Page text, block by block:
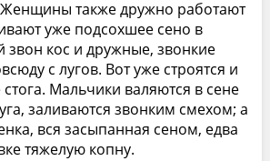
Женщины также дружно работают
уже подсохшее сено в
кос и дружные, звонкие
с лугов. Вот уже строятся и
Мальчики валяются в сене
заливаются звонким смехом; а
вся засыпанная сеном, едва
тяжелую копну.